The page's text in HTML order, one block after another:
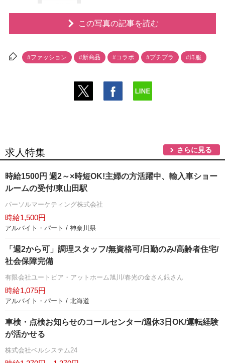
この写真の記事を読む
#ファッション #新商品 #コラボ #プチプラ #洋服
求人特集 さらに見る
時給1500円 週2～×時短OK!主婦の方活躍中、輸入車ショー
ルームの受付/東山田駅
パーソルマーケティング株式会社
時給1,500円
アルバイト・パート / 神奈川県
「週2から可」調理スタッフ/無資格可/日勤のみ/高齢者住宅/
社会保障完備
有限会社ユートピア・アットホーム旭川/春光の金さん銀さん
時給1,075円
アルバイト・パート / 北海道
車検・点検お知らせのコールセンター/週休3日OK/運転経験
が活かせる
株式会社ベルシステム24